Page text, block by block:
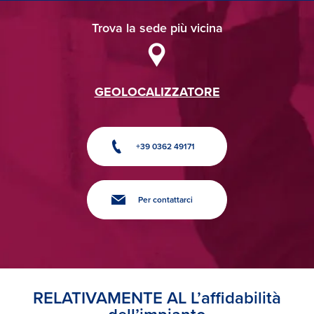
Trova la sede più vicina
GEOLOCALIZZATORE
+39 0362 49171
Per contattarci
RELATIVAMENTE AL L’affidabilità